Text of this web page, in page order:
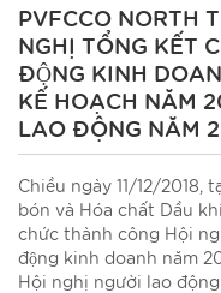
PVFCCO NORTH
NGHỊ TỔNG KẾT
ĐỘNG KINH
KẾ HOẠCH NĂM
LAO ĐỘNG NĂM
Chiều ngày 11/12/2018,
bón và Hóa chất Dầu
chức thành công Hội
động kinh doanh năm
Hội nghị người lao động